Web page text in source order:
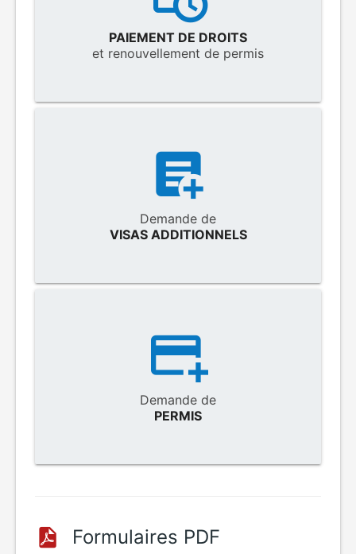
PAIEMENT DE DROITS
et renouvellement de permis
Demande de
VISAS ADDITIONNELS
Demande de
PERMIS
Formulaires PDF